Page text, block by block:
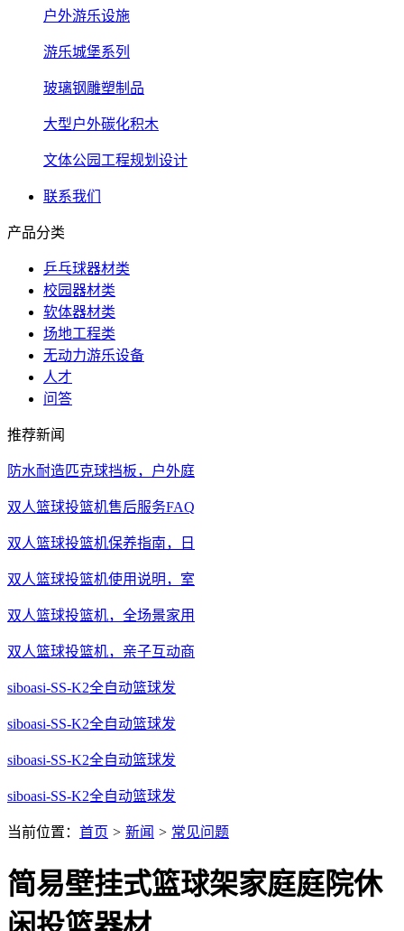
户外游乐设施
游乐城堡系列
玻璃钢雕塑制品
大型户外碳化积木
文体公园工程规划设计
联系我们
产品分类
乒乓球器材类
校园器材类
软体器材类
场地工程类
无动力游乐设备
人才
问答
推荐新闻
防水耐造匹克球挡板，户外庭
双人篮球投篮机售后服务FAQ
双人篮球投篮机保养指南，日
双人篮球投篮机使用说明，室
双人篮球投篮机，全场景家用
双人篮球投篮机，亲子互动商
siboasi-SS-K2全自动篮球发
siboasi-SS-K2全自动篮球发
siboasi-SS-K2全自动篮球发
siboasi-SS-K2全自动篮球发
当前位置： 首页 > 新闻 > 常见问题
简易壁挂式篮球架家庭庭院休